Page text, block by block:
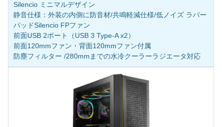
Silencio ミニマルデザイン
静音仕様：外装の内側に防音材/共鳴軽減仕様/低ノイズ ラバー
パッドSilencio FPファン
前面USB 2ポート（USB 3 Type-A x2）
前面120mmファン・背面120mmファン付属
防塵フィルター /280mmまでの水冷クーラーラジエータ対応